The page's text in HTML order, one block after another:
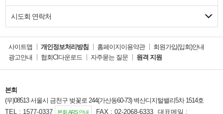
시도회 연락처
사이트맵 개인정보처리방침 홈페이지이용약관
회원가입(입회)안내
광고안내
협회CI다운로드 자주묻는 질문 원격 지원
본회
(우)08513 서울시 금천구 벚꽃로 244(가산동60-73) 벽산디지털밸리5차 1514호
TEL : 1577-0337
본회 ARS 안내 FAX : 02-2068-6333 대표메일 :